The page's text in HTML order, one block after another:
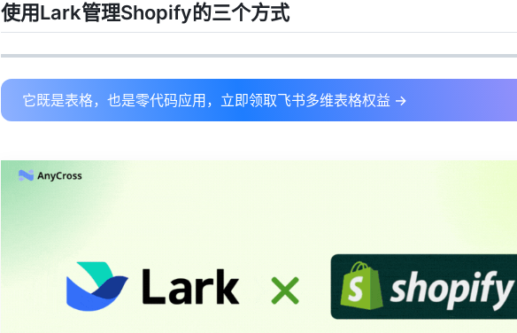
使用Lark管理Shopify的三个方式
它既是表格，也是零代码应用，立即领取飞书多维表格权益 →